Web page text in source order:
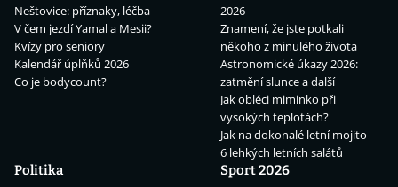
Neštovice: příznaky, léčba
V čem jezdí Yamal a Mesii?
Kvízy pro seniory
Kalendář úplňků 2026
Co je bodycount?
2026
Znamení, že jste potkali
někoho z minulého života
Astronomické úkazy 2026:
zatmění slunce a další
Jak obléci miminko při
vysokých teplotách?
Jak na dokonalé letní mojito
6 lehkých letních salátů
Politika
Sport 2026